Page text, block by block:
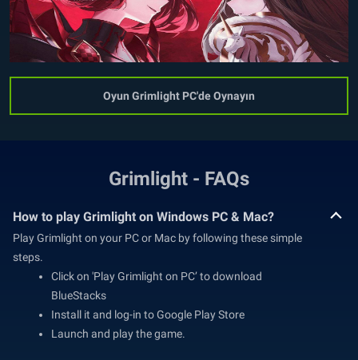
Oyun Grimlight PC'de Oynayın
Grimlight - FAQs
How to play Grimlight on Windows PC & Mac?
Play Grimlight on your PC or Mac by following these simple
steps.
Click on 'Play Grimlight on PC’ to download
BlueStacks
Install it and log-in to Google Play Store
Launch and play the game.